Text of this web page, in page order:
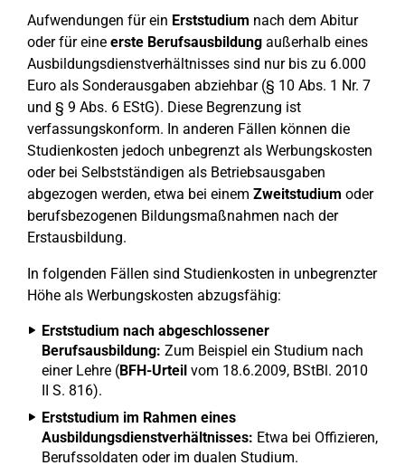
Aufwendungen für ein Erststudium nach dem Abitur
oder für eine erste Berufsausbildung außerhalb eines
Ausbildungsdienstverhältnisses sind nur bis zu 6.000
Euro als Sonderausgaben abziehbar (§ 10 Abs. 1 Nr. 7
und § 9 Abs. 6 EStG). Diese Begrenzung ist
verfassungskonform. In anderen Fällen können die
Studienkosten jedoch unbegrenzt als Werbungskosten
oder bei Selbstständigen als Betriebsausgaben
abgezogen werden, etwa bei einem Zweitstudium oder
berufsbezogenen Bildungsmaßnahmen nach der
Erstausbildung.
In folgenden Fällen sind Studienkosten in unbegrenzter
Höhe als Werbungskosten abzugsfähig:
Erststudium nach abgeschlossener
Berufsausbildung: Zum Beispiel ein Studium nach
einer Lehre (BFH-Urteil vom 18.6.2009, BStBl. 2010
II S. 816).
Erststudium im Rahmen eines
Ausbildungsdienstverhältnisses: Etwa bei Offizieren,
Berufssoldaten oder im dualen Studium.